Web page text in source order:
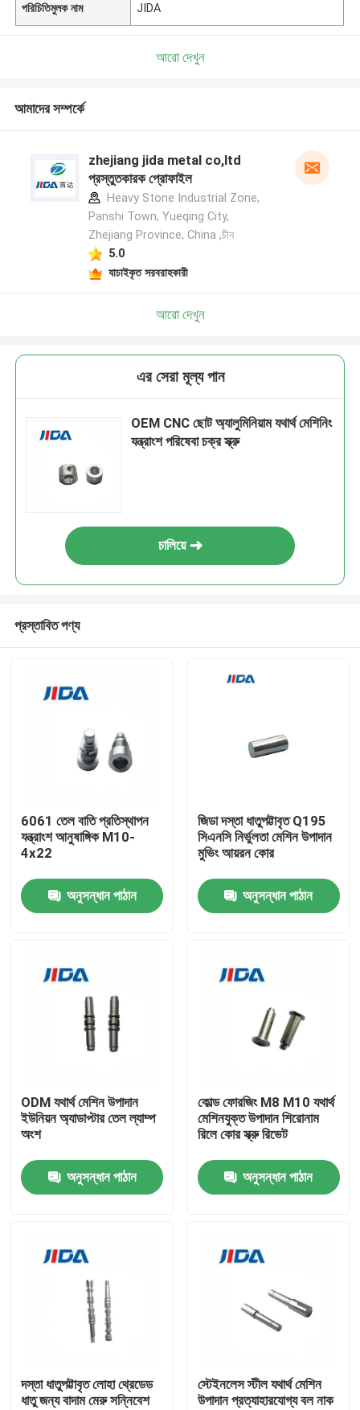
আমাদের সম্বন্ধে
গুণমান নিয়ন্ত্রণ
আমাদের সাথে যোগাযোগ
একটি উদ্ধৃতি অনুরোধ করুন
পরিচিতিমুলক নাম JIDA
আরো দেখুন
আমাদের সম্পর্কে
zhejiang jida metal co,ltd
প্রস্তুতকারক প্রোফাইল
Heavy Stone Industrial Zone,
Panshi Town, Yueqing City,
Zhejiang Province, China ,চীন
5.0
যাচাইকৃত সরবরাহকারী
আরো দেখুন
এর সেরা মূল্য পান
OEM CNC ছোট অ্যালুমিনিয়াম যথার্থ মেশিনিং
যন্ত্রাংশ পরিষেবা চক্র স্ক্রু
চালিয়ে
প্রস্তাবিত পণ্য
6061 তেল বাতি প্রতিস্থাপন
যন্ত্রাংশ আনুষাঙ্গিক M10-
4x22
অনুসন্ধান পাঠান
জিডা দস্তা ধাতুপট্টাবৃত Q195
সিএনসি নির্ভুলতা মেশিন উপাদান
মুভিং আয়রন কোর
অনুসন্ধান পাঠান
ODM যথার্থ মেশিন উপাদান
ইউনিয়ন অ্যাডাপ্টার তেল ল্যাম্প
অংশ
অনুসন্ধান পাঠান
কোল্ড ফোরজিং M8 M10 যথার্থ
মেশিনযুক্ত উপাদান শিরোনাম
রিলে কোর স্ক্রু রিভেট
অনুসন্ধান পাঠান
দস্তা ধাতুপট্টাবৃত লোহা থ্রেডেড
ধাতু জন্য বাদাম মেরু সন্নিবেশ
স্টেইনলেস স্টীল যথার্থ মেশিন
উপাদান প্রত্যাহারযোগ্য বল নাক